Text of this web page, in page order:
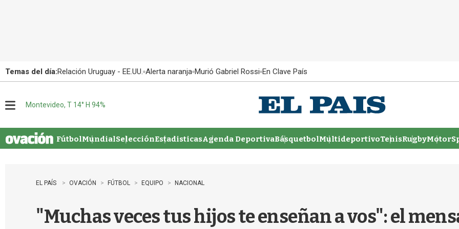
Temas del día:Relación Uruguay - EE.UU. Alerta naranja Murió Gabriel Rossi En Clave País
u
Montevideo, T 14° H 94%
FútbolMundialSelecciónEstadisticasAgenda DeportivaBásquetbolMultideportivoTenisRugby
EL PAÍS OVACIÓN FÚTBOL EQUIPO NACIONAL
"Muchas veces tus hijos te enseñan a vos": el